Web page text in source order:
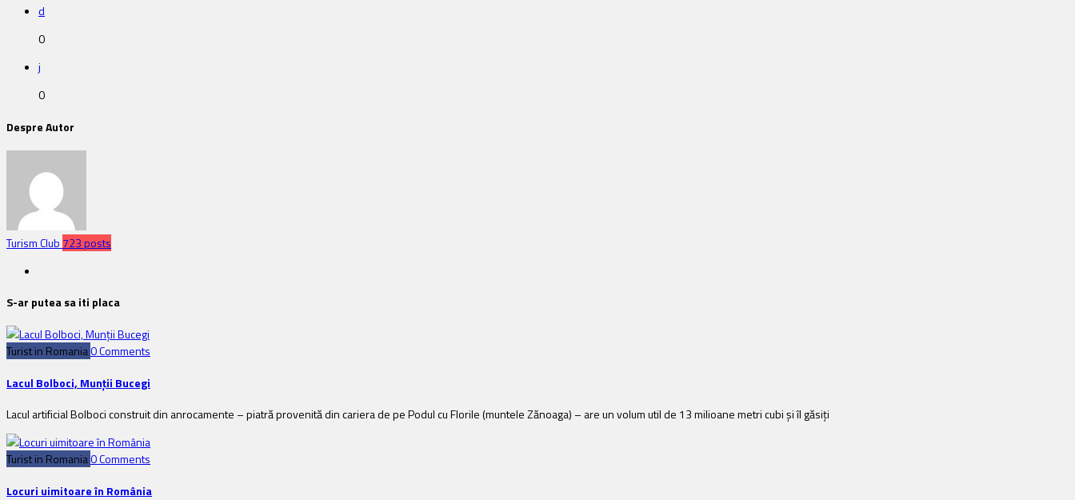
d
0
j
0
Despre Autor
Turism Club 723 posts
S-ar putea sa iti placa
Turist in Romania0 Comments
Lacul Bolboci, Munţii Bucegi
Lacul artificial Bolboci construit din anrocamente – piatră provenită din cariera de pe Podul cu Florile (muntele Zănoaga) – are un volum util de 13 milioane metri cubi şi îl găsiţi
Turist in Romania0 Comments
Locuri uimitoare în România